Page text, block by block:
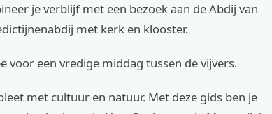
je verblijf met een bezoek aan de Abdij van
met kerk en klooster.
voor een vredige middag tussen de vijvers.
met cultuur en natuur. Met deze gids ben je